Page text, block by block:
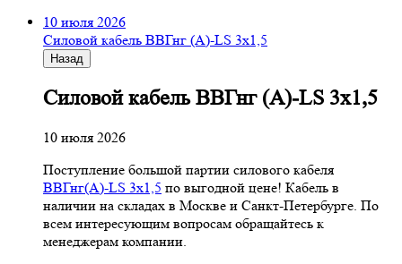
10 июля 2026
Cиловой кабель ВВГнг (A)-LS 3х1,5
Назад
Cиловой кабель ВВГнг (A)-LS 3х1,5
10 июля 2026
Поступление большой партии силового кабеля
ВВГнг(A)-LS 3х1,5 по выгодной цене! Кабель в
наличии на складах в Москве и Санкт-Петербурге. По
всем интересующим вопросам обращайтесь к
менеджерам компании.